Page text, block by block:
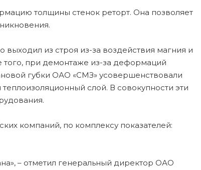
толщины стенок реторт. Она позволяет
из строя из-за воздействия магния и
при демонтаже из-за деформаций
губки ОАО «СМЗ» усовершенствовали
слой. В совокупности эти
компаний, по комплексу показателей:
– отметил генеральный директор ОАО